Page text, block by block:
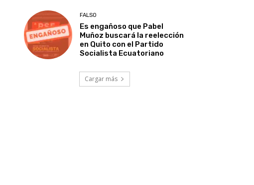
FALSO
Es engañoso que Pabel
Muñoz buscará la reelección
en Quito con el Partido
Socialista Ecuatoriano
Cargar más